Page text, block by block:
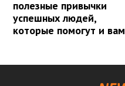
полезные привычки
успешных людей,
которые помогут и вам